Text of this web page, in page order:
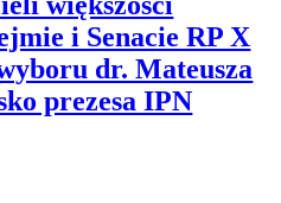
i Senacie RP X
dr. Mateusza
prezesa IPN